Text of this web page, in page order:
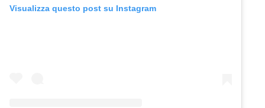
Visualizza questo post su Instagram